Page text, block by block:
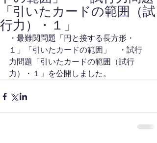
「引いたカードの範囲（試
行力）・１」
・最難関問題「円と接する長方形・
１」「引いたカードの範囲」　・試行
力問題「引いたカードの範囲（試行
力）・１」を公開しました。